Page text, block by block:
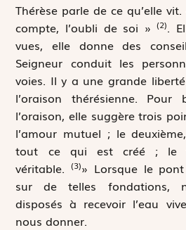
Thérèse parle de ce qu’elle vit.
compte, l’oubli de soi »(2).
vues, elle donne des
Seigneur conduit les
voies. Il y a une grande
l’oraison thérésienne.
l’oraison, elle suggère trois
l’amour mutuel ; le
tout ce qui est créé ; le
véritable.(3)» Lorsque le
sur de telles fondations,
disposés à recevoir l’eau
nous donner.